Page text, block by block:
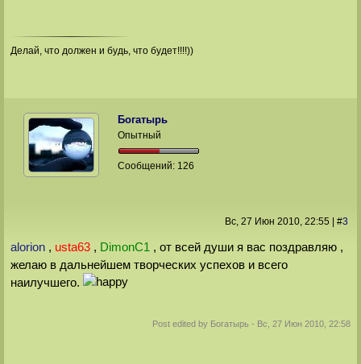
Делай, что должен и будь, что будет!!!!))
Богатырь
Опытный
Сообщений: 126
Вс, 27 Июн 2010, 22:55 #3
alorion, usta63, DimonC1 , от всей души я вас поздравляю ,
желаю в дальнейшем творческих успехов и всего
наилучшего.
Post edited by Богатырь - Вс, 27 Июн 2010, 22:58